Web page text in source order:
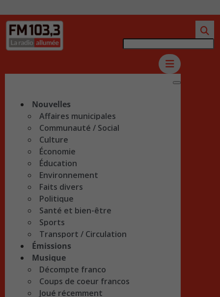
Nouvelles
Affaires municipales
Communauté / Social
Culture
Économie
Éducation
Environnement
Faits divers
Politique
Santé et bien-être
Sports
Transport / Circulation
Émissions
Musique
Décompte franco
Coups de coeur francos
Joué récemment